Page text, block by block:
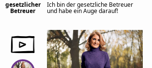
gesetzlicher
Betreuer
Ich bin der gesetzliche Betreuer
und habe ein Auge darauf!